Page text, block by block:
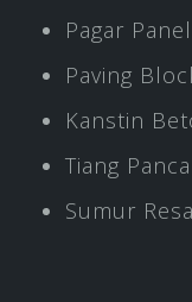
Pagar
Paving
Kanstin
Tiang
Sumur